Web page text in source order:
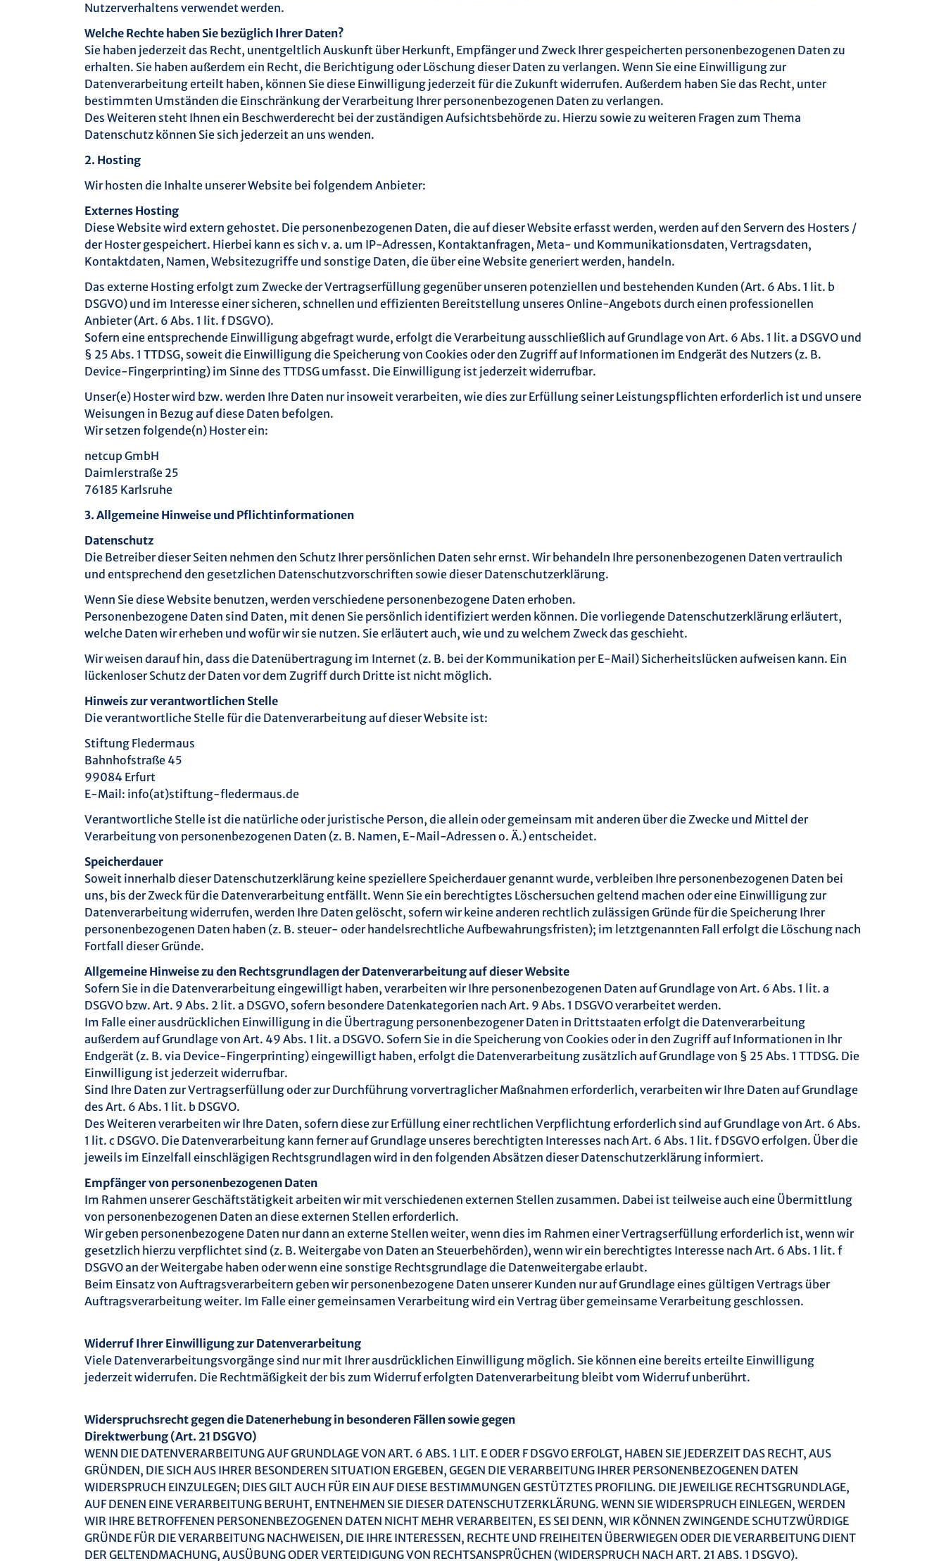
Nutzerverhaltens verwendet werden.
Welche Rechte haben Sie bezüglich Ihrer Daten?
Sie haben jederzeit das Recht, unentgeltlich Auskunft über Herkunft, Empfänger und Zweck Ihrer gespeicherten personenbezogenen Daten zu
erhalten. Sie haben außerdem ein Recht, die Berichtigung oder Löschung dieser Daten zu verlangen. Wenn Sie eine Einwilligung zur
Datenverarbeitung erteilt haben, können Sie diese Einwilligung jederzeit für die Zukunft widerrufen. Außerdem haben Sie das Recht, unter
bestimmten Umständen die Einschränkung der Verarbeitung Ihrer personenbezogenen Daten zu verlangen.
Des Weiteren steht Ihnen ein Beschwerderecht bei der zuständigen Aufsichtsbehörde zu. Hierzu sowie zu weiteren Fragen zum Thema
Datenschutz können Sie sich jederzeit an uns wenden.
2. Hosting
Wir hosten die Inhalte unserer Website bei folgendem Anbieter:
Externes Hosting
Diese Website wird extern gehostet. Die personenbezogenen Daten, die auf dieser Website erfasst werden, werden auf den Servern des Hosters /
der Hoster gespeichert. Hierbei kann es sich v. a. um IP-Adressen, Kontaktanfragen, Meta- und Kommunikationsdaten, Vertragsdaten,
Kontaktdaten, Namen, Websitezugriffe und sonstige Daten, die über eine Website generiert werden, handeln.
Das externe Hosting erfolgt zum Zwecke der Vertragserfüllung gegenüber unseren potenziellen und bestehenden Kunden (Art. 6 Abs. 1 lit. b
DSGVO) und im Interesse einer sicheren, schnellen und effizienten Bereitstellung unseres Online-Angebots durch einen professionellen
Anbieter (Art. 6 Abs. 1 lit. f DSGVO).
Sofern eine entsprechende Einwilligung abgefragt wurde, erfolgt die Verarbeitung ausschließlich auf Grundlage von Art. 6 Abs. 1 lit. a DSGVO und
§ 25 Abs. 1 TTDSG, soweit die Einwilligung die Speicherung von Cookies oder den Zugriff auf Informationen im Endgerät des Nutzers (z. B.
Device-Fingerprinting) im Sinne des TTDSG umfasst. Die Einwilligung ist jederzeit widerrufbar.
Unser(e) Hoster wird bzw. werden Ihre Daten nur insoweit verarbeiten, wie dies zur Erfüllung seiner Leistungspflichten erforderlich ist und unsere
Weisungen in Bezug auf diese Daten befolgen.
Wir setzen folgende(n) Hoster ein:
netcup GmbH
Daimlerstraße 25
76185 Karlsruhe
3. Allgemeine Hinweise und Pflichtinformationen
Datenschutz
Die Betreiber dieser Seiten nehmen den Schutz Ihrer persönlichen Daten sehr ernst. Wir behandeln Ihre personenbezogenen Daten vertraulich
und entsprechend den gesetzlichen Datenschutzvorschriften sowie dieser Datenschutzerklärung.
Wenn Sie diese Website benutzen, werden verschiedene personenbezogene Daten erhoben.
Personenbezogene Daten sind Daten, mit denen Sie persönlich identifiziert werden können. Die vorliegende Datenschutzerklärung erläutert,
welche Daten wir erheben und wofür wir sie nutzen. Sie erläutert auch, wie und zu welchem Zweck das geschieht.
Wir weisen darauf hin, dass die Datenübertragung im Internet (z. B. bei der Kommunikation per E-Mail) Sicherheitslücken aufweisen kann. Ein
lückenloser Schutz der Daten vor dem Zugriff durch Dritte ist nicht möglich.
Hinweis zur verantwortlichen Stelle
Die verantwortliche Stelle für die Datenverarbeitung auf dieser Website ist:
Stiftung Fledermaus
Bahnhofstraße 45
99084 Erfurt
E-Mail: info(at)stiftung-fledermaus.de
Verantwortliche Stelle ist die natürliche oder juristische Person, die allein oder gemeinsam mit anderen über die Zwecke und Mittel der
Verarbeitung von personenbezogenen Daten (z. B. Namen, E-Mail-Adressen o. Ä.) entscheidet.
Speicherdauer
Soweit innerhalb dieser Datenschutzerklärung keine speziellere Speicherdauer genannt wurde, verbleiben Ihre personenbezogenen Daten bei
uns, bis der Zweck für die Datenverarbeitung entfällt. Wenn Sie ein berechtigtes Löschersuchen geltend machen oder eine Einwilligung zur
Datenverarbeitung widerrufen, werden Ihre Daten gelöscht, sofern wir keine anderen rechtlich zulässigen Gründe für die Speicherung Ihrer
personenbezogenen Daten haben (z. B. steuer- oder handelsrechtliche Aufbewahrungsfristen); im letztgenannten Fall erfolgt die Löschung nach
Fortfall dieser Gründe.
Allgemeine Hinweise zu den Rechtsgrundlagen der Datenverarbeitung auf dieser Website
Sofern Sie in die Datenverarbeitung eingewilligt haben, verarbeiten wir Ihre personenbezogenen Daten auf Grundlage von Art. 6 Abs. 1 lit. a
DSGVO bzw. Art. 9 Abs. 2 lit. a DSGVO, sofern besondere Datenkategorien nach Art. 9 Abs. 1 DSGVO verarbeitet werden.
Im Falle einer ausdrücklichen Einwilligung in die Übertragung personenbezogener Daten in Drittstaaten erfolgt die Datenverarbeitung
außerdem auf Grundlage von Art. 49 Abs. 1 lit. a DSGVO. Sofern Sie in die Speicherung von Cookies oder in den Zugriff auf Informationen in Ihr
Endgerät (z. B. via Device-Fingerprinting) eingewilligt haben, erfolgt die Datenverarbeitung zusätzlich auf Grundlage von § 25 Abs. 1 TTDSG. Die
Einwilligung ist jederzeit widerrufbar.
Sind Ihre Daten zur Vertragserfüllung oder zur Durchführung vorvertraglicher Maßnahmen erforderlich, verarbeiten wir Ihre Daten auf Grundlage
des Art. 6 Abs. 1 lit. b DSGVO.
Des Weiteren verarbeiten wir Ihre Daten, sofern diese zur Erfüllung einer rechtlichen Verpflichtung erforderlich sind auf Grundlage von Art. 6 Abs.
1 lit. c DSGVO. Die Datenverarbeitung kann ferner auf Grundlage unseres berechtigten Interesses nach Art. 6 Abs. 1 lit. f DSGVO erfolgen. Über die
jeweils im Einzelfall einschlägigen Rechtsgrundlagen wird in den folgenden Absätzen dieser Datenschutzerklärung informiert.
Empfänger von personenbezogenen Daten
Im Rahmen unserer Geschäftstätigkeit arbeiten wir mit verschiedenen externen Stellen zusammen. Dabei ist teilweise auch eine Übermittlung
von personenbezogenen Daten an diese externen Stellen erforderlich.
Wir geben personenbezogene Daten nur dann an externe Stellen weiter, wenn dies im Rahmen einer Vertragserfüllung erforderlich ist, wenn wir
gesetzlich hierzu verpflichtet sind (z. B. Weitergabe von Daten an Steuerbehörden), wenn wir ein berechtigtes Interesse nach Art. 6 Abs. 1 lit. f
DSGVO an der Weitergabe haben oder wenn eine sonstige Rechtsgrundlage die Datenweitergabe erlaubt.
Beim Einsatz von Auftragsverarbeitern geben wir personenbezogene Daten unserer Kunden nur auf Grundlage eines gültigen Vertrags über
Auftragsverarbeitung weiter. Im Falle einer gemeinsamen Verarbeitung wird ein Vertrag über gemeinsame Verarbeitung geschlossen.
Widerruf Ihrer Einwilligung zur Datenverarbeitung
Viele Datenverarbeitungsvorgänge sind nur mit Ihrer ausdrücklichen Einwilligung möglich. Sie können eine bereits erteilte Einwilligung
jederzeit widerrufen. Die Rechtmäßigkeit der bis zum Widerruf erfolgten Datenverarbeitung bleibt vom Widerruf unberührt.
Widerspruchsrecht gegen die Datenerhebung in besonderen Fällen sowie gegen
Direktwerbung (Art. 21 DSGVO)
WENN DIE DATENVERARBEITUNG AUF GRUNDLAGE VON ART. 6 ABS. 1 LIT. E ODER F DSGVO ERFOLGT, HABEN SIE JEDERZEIT DAS RECHT, AUS
GRÜNDEN, DIE SICH AUS IHRER BESONDEREN SITUATION ERGEBEN, GEGEN DIE VERARBEITUNG IHRER PERSONENBEZOGENEN DATEN
WIDERSPRUCH EINZULEGEN; DIES GILT AUCH FÜR EIN AUF DIESE BESTIMMUNGEN GESTÜTZTES PROFILING. DIE JEWEILIGE RECHTSGRUNDLAGE,
AUF DENEN EINE VERARBEITUNG BERUHT, ENTNEHMEN SIE DIESER DATENSCHUTZERKLÄRUNG. WENN SIE WIDERSPRUCH EINLEGEN, WERDEN
WIR IHRE BETROFFENEN PERSONENBEZOGENEN DATEN NICHT MEHR VERARBEITEN, ES SEI DENN, WIR KÖNNEN ZWINGENDE SCHUTZWÜRDIGE
GRÜNDE FÜR DIE VERARBEITUNG NACHWEISEN, DIE IHRE INTERESSEN, RECHTE UND FREIHEITEN ÜBERWIEGEN ODER DIE VERARBEITUNG DIENT
DER GELTENDMACHUNG, AUSÜBUNG ODER VERTEIDIGUNG VON RECHTSANSPRÜCHEN (WIDERSPRUCH NACH ART. 21 ABS. 1 DSGVO).